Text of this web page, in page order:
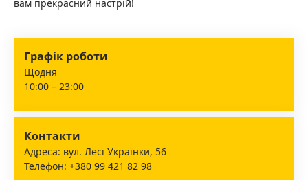
вам прекрасний настрій!
Графік роботи
Щодня
10:00 – 23:00
Контакти
Адреса: вул. Лесі Українки, 56
Телефон: +380 99 421 82 98